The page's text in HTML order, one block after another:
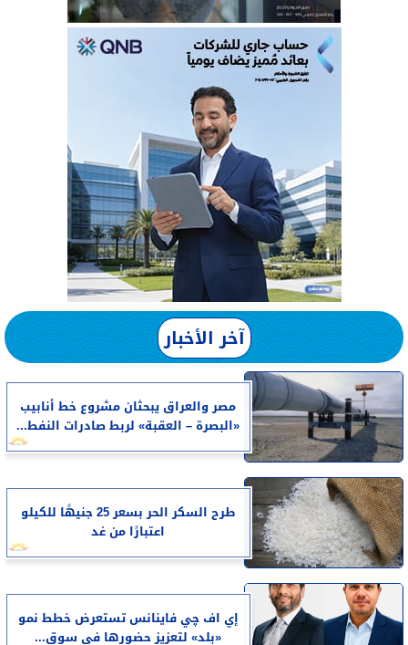
آخر الأخبار
مصر والعراق يبحثان مشروع خط أنابيب
«البصرة – العقبة» لربط صادرات النفط...
طرح السكر الحر بسعر 25 جنيهًا للكيلو
اعتبارًا من غد
إي اف چي فاينانس تستعرض خطط نمو
«بلد» لتعزيز حضورها في سوق...